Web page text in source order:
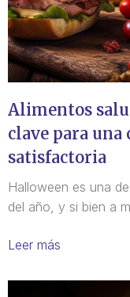
Alimentos
clave para una
satisfactoria
Halloween es una
del año, y si bien a
Leer más